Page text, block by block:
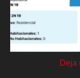
Deja